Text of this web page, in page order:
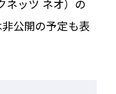
ネッツ ネオ）の
公開の予定も表